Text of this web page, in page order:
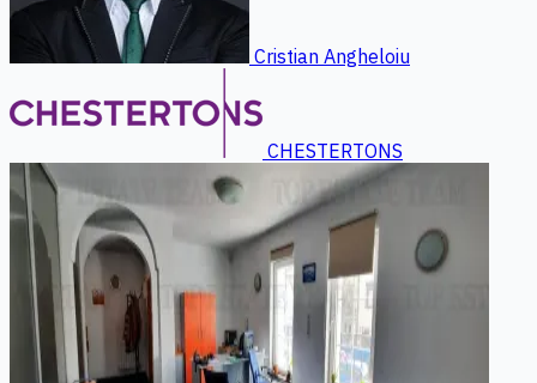
Cristian Angheloiu
CHESTERTONS